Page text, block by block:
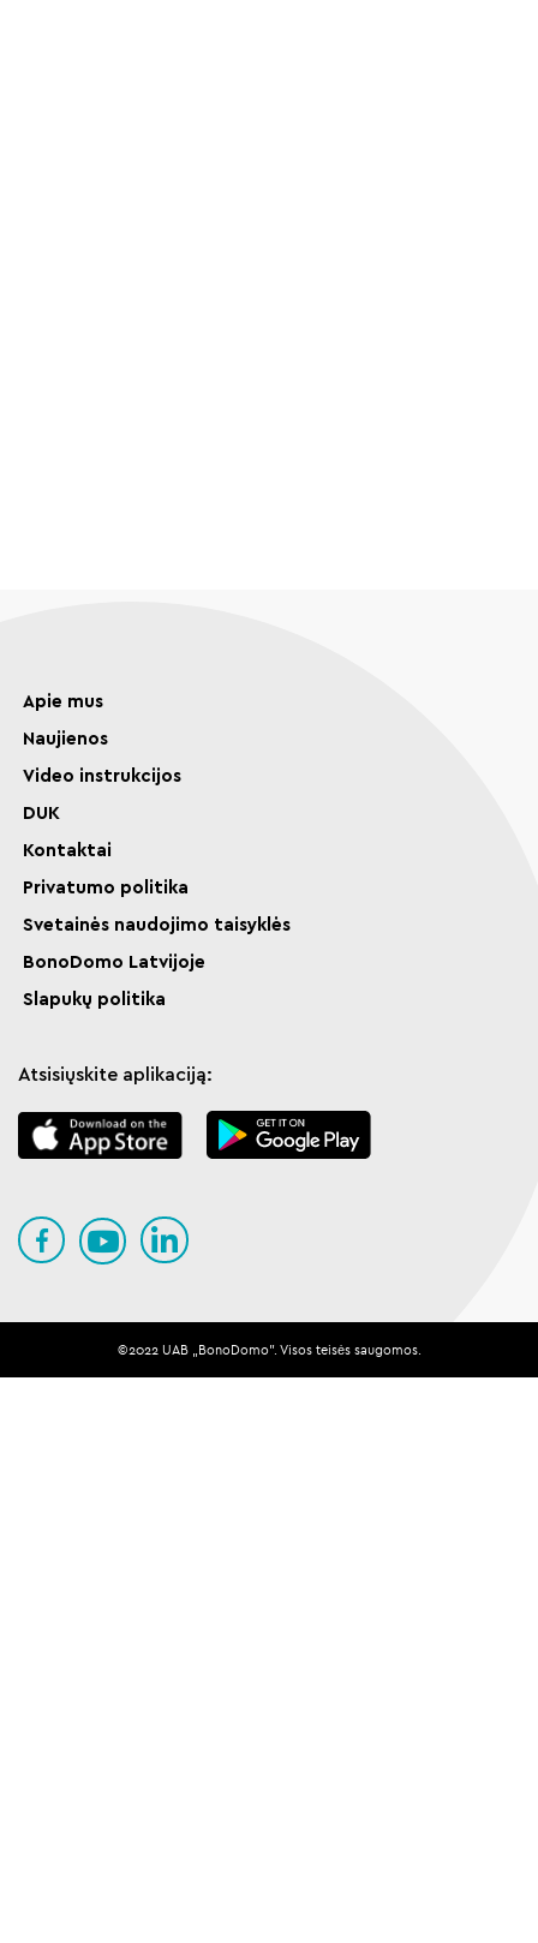
Apie mus
Naujienos
Video instrukcijos
DUK
Kontaktai
Privatumo politika
Svetainės naudojimo taisyklės
BonoDomo Latvijoje
Slapukų politika
Atsisiųskite aplikaciją:
©️️️️️2022 UAB „BonoDomo". Visos teisės saugomos.